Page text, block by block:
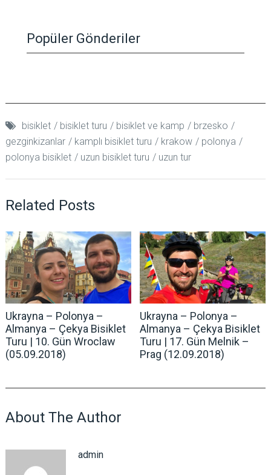
Popüler Gönderiler
bisiklet bisiklet turu bisiklet ve kamp
brzesko
gezginkizanlar
kamplı bisiklet turu krakow
polonya
polonya bisiklet
uzun bisiklet turu uzun tur
Related Posts
Ukrayna – Polonya –
Almanya – Çekya Bisiklet
Turu | 10. Gün Wroclaw
(05.09.2018)
Ukrayna – Polonya –
Almanya – Çekya Bisiklet
Turu | 17. Gün Melnik –
Prag (12.09.2018)
About The Author
admin